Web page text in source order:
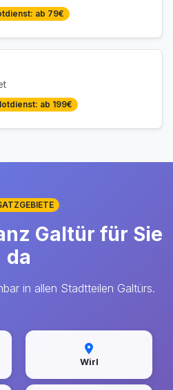
ab 79€
ab 199€
Galtür für Sie
da
in allen Stadtteilen Galtürs.
Wirl